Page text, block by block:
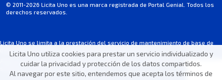
Licita Uno utiliza cookies para prestar un servicio individualizado y
cuidar la privacidad y protección de los datos compartidos.
Al navegar por este sitio, entendemos que acepta los términos de
Licita Uno se limita a la prestación del servicio de mantenimiento de base de
datos de licitaciones, no participando en los procesos.
Alguna información puede contener imprecisiones involuntarias. Consulte
siempre el aviso de cada licitación.
© 2011-2026 Licita Uno es una marca registrada de Portal Genial. Todos los
derechos reservados.